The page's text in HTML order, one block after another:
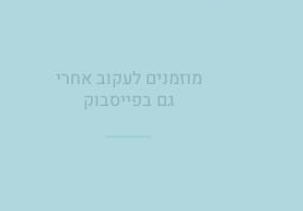
מוזמנים לעקוב אחרי
גם בפייסבוק